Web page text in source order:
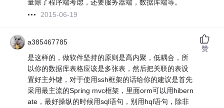
量除了程序端考虑，还要服务器端，数据库端等。
2015-06-19
a385467785
是这样的，做软件坚持的原则是高内聚，低耦合，所
以你的数据库表格应该是多张表，然后把关联的表设
置好主外键，对于使用ssh框架的话给你的建议是首先
采用最主流的Spring mvc框架，里面orm可以用hibern
ate，最好操纵的时候用sql语句，别用hql语句，除非
赞